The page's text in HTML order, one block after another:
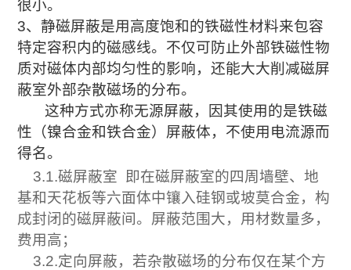
很小。
3、静磁屏蔽是用高度饱和的铁磁性材料来包容
特定容积内的磁感线。不仅可防止外部铁磁性物
质对磁体内部均匀性的影响，还能大大削减磁屏
蔽室外部杂散磁场的分布。
这种方式亦称无源屏蔽，因其使用的是铁磁
性（镍合金和铁合金）屏蔽体，不使用电流源而
得名。
3.1.磁屏蔽室 即在磁屏蔽室的四周墙壁、地
基和天花板等六面体中镶入硅钢或坡莫合金，构
成封闭的磁屏蔽间。屏蔽范围大，用材数量多，
费用高；
3.2.定向屏蔽，若杂散磁场的分布仅在某个方